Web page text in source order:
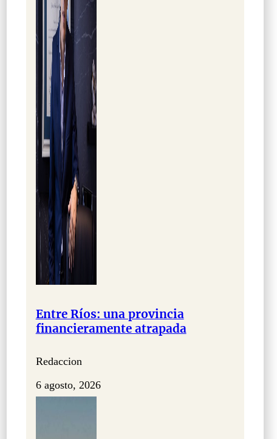
Entre Ríos: una provincia
financieramente atrapada
Redaccion
6 agosto, 2026